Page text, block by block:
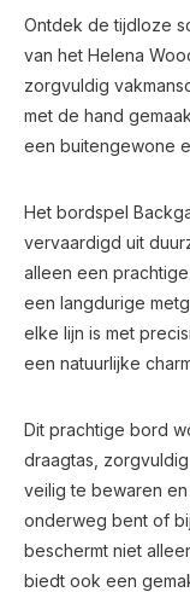
Ontdek de tijdloze
van het Helena
zorgvuldig
met de hand
een buitengewone
Het bordspel
vervaardigd uit
alleen een
een langdurige
elke lijn is met
een natuurlijke
Dit prachtige bord
draagtas,
veilig te bewaren
onderweg bent of
beschermt niet
biedt ook een